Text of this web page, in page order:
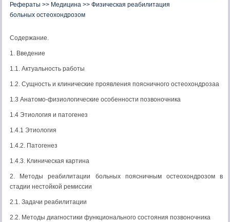
Рефераты >> Медицина >> Физическая реабилитация
больных остеохондрозом
Содержание.
1. Введение
1.1. Актуальность работы
1.2. Сущность и клинические проявления поясничного остеохондрозаа
1.3 Анатомо-физиологические особенности позвоночника
1.4 Этиология и патогенез
1.4.1 Этиология
1.4.2. Патогенез
1.4.3. Клиническая картина
2. Методы реабилитации больных поясничным остеохондрозом в
стадии нестойкой ремиссии
2.1. Задачи реабилитации
2.2. Методы диагностики функционального состояния позвоночника